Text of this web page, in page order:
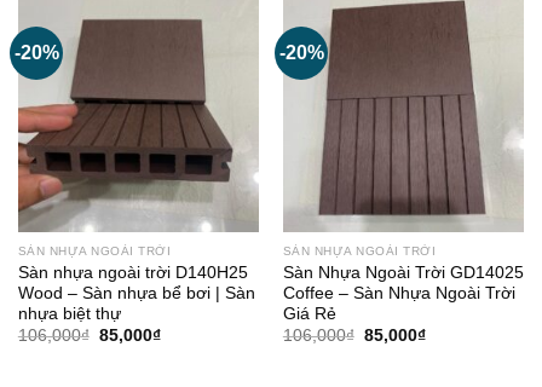
-20%
SÀN NHỰA NGOÀI TRỜI
Sàn nhựa ngoài trời D140H25
Wood – Sàn nhựa bể bơi | Sàn
nhựa biệt thự
106,000₫ Giá
85,000₫Giá
-20%
SÀN NHỰA NGOÀI TRỜI
Sàn Nhựa Ngoài Trời GD14025
Coffee – Sàn Nhựa Ngoài Trời
Giá Rẻ
106,000₫ Giá
85,000₫Giá